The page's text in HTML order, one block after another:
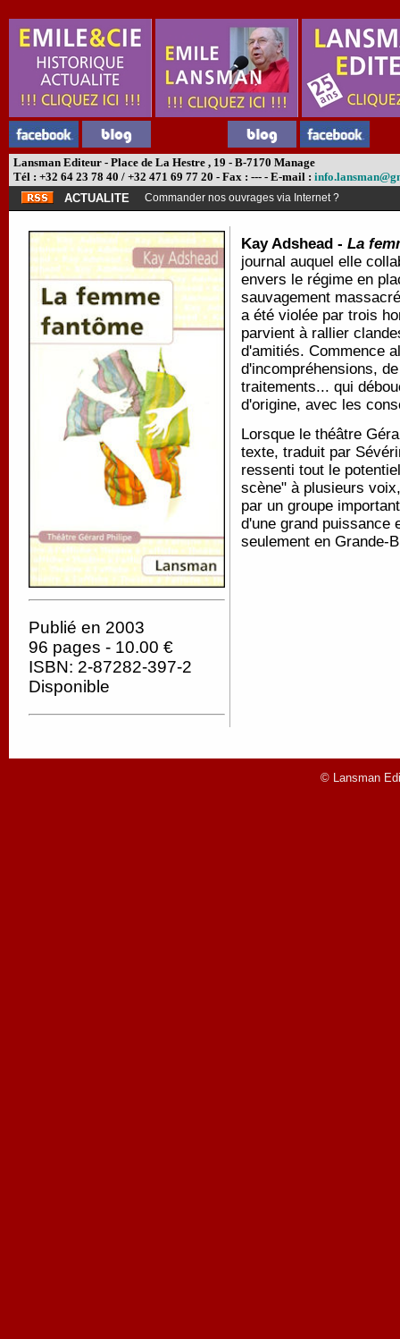
Lansman Editeur - Place de La Hestre , 19 - B-7170 Manage
Tél : +32 64 23 78 40 / +32 471 69 77 20 - Fax : --- - E-mail :
ACTUALITE
Commander nos ouvrages via Internet ?
Publié en 2003
96 pages - 10.00 €
ISBN: 2-87282-397-2
Disponible
Kay Adshead - La
journal auquel elle
envers le régime en
sauvagement
a été violée par trois
parvient à rallier
d'amitiés. Commence
d'incompréhensions,
traitements... qui
d'origine, avec les
Lorsque le théâtre
texte, traduit par
ressenti tout le
scène" à plusieurs
par un groupe
d'une grand puissance
seulement en Grande-
© Lansman